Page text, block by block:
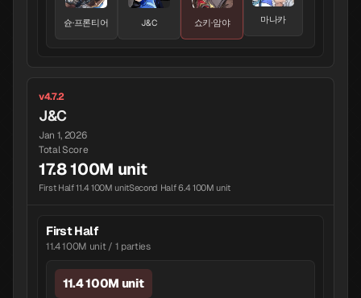
슌·프론티어 J&C 쇼키·암야 마나카
v4.7.2
J&C
Jan 1, 2026
Total Score
17.8 100M unit
First Half 11.4 100M unitSecond Half 6.4 100M unit
First Half
11.4 100M unit / 1 parties
11.4 100M unit